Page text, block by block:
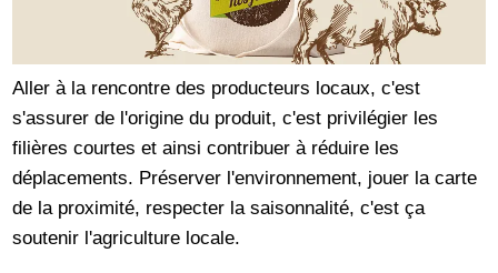
Aller à la rencontre des producteurs locaux, c'est
s'assurer de l'origine du produit, c'est privilégier les
filières courtes et ainsi contribuer à réduire les
déplacements. Préserver l'environnement, jouer la carte
de la proximité, respecter la saisonnalité, c'est ça
soutenir l'agriculture locale.